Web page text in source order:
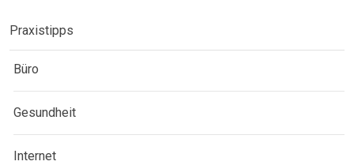
Praxistipps
Büro
Gesundheit
Internet